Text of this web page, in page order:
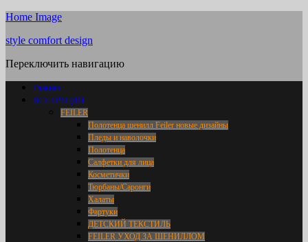
Home Image
style comfort design
Переключить навигацию
Главная
ВСЕ БРЕНДЫ
FEILER
Полотенца шенилл Feiler новые дизайны
Пледы и наволочки
Полотенца
Салфетки для лица
Косметички
Тюрбаны/Саронги
Халаты
Фартуки
ДЕТСКИЙ ТЕКСТИЛЬ
FEILER УХОД ЗА ШЕНИЛЛОМ